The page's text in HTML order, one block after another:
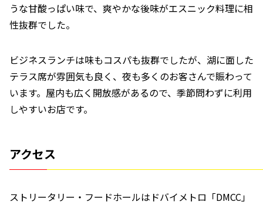
うな甘酸っぱい味で、爽やかな後味がエスニック料理に相
性抜群でした。
ビジネスランチは味もコスパも抜群でしたが、湖に面した
テラス席が雰囲気も良く、夜も多くのお客さんで賑わって
います。屋内も広く開放感があるので、季節問わずに利用
しやすいお店です。
アクセス
ストリータリー・フードホールはドバイメトロ「DMCC」